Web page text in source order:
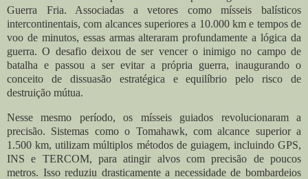
Guerra Fria. Associadas a vetores como mísseis balísticos
intercontinentais, com alcances superiores a 10.000 km e tempos de
voo de minutos, essas armas alteraram profundamente a lógica da
guerra. O desafio deixou de ser vencer o inimigo no campo de
batalha e passou a ser evitar a própria guerra, inaugurando o
conceito de dissuasão estratégica e equilíbrio pelo risco de
destruição mútua.
Nesse mesmo período, os mísseis guiados revolucionaram a
precisão. Sistemas como o Tomahawk, com alcance superior a
1.500 km, utilizam múltiplos métodos de guiagem, incluindo GPS,
INS e TERCOM, para atingir alvos com precisão de poucos
metros. Isso reduziu drasticamente a necessidade de bombardeios